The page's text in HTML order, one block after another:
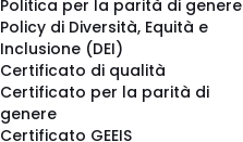
Politica per la parità di genere
Policy di Diversità, Equità e
Inclusione (DEI)
Certificato di qualità
Certificato per la parità di
genere
Certificato GEEIS